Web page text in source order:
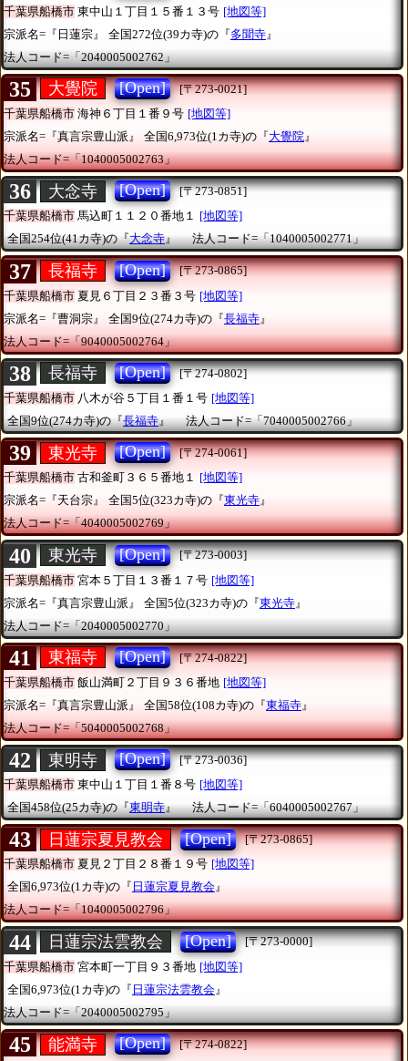
千葉県船橋市 東中山１丁目１５番１３号 [地図等]
宗派名=『日蓮宗』
全国272位(39カ寺)の『多聞寺 』
法人コード=「2040005002762」
35 大覺院 [Open]
[〒273-0021]
千葉県船橋市 海神６丁目１番９号 [地図等]
宗派名=『真言宗豊山派』
全国6,973位(1カ寺)の『大覺院 』
法人コード=「1040005002763」
36 大念寺 [Open]
[〒273-0851]
千葉県船橋市 馬込町１１２０番地１ [地図等]
全国254位(41カ寺)の『大念寺』 法人コード=「1040005002771」
37 長福寺 [Open]
[〒273-0865]
千葉県船橋市 夏見６丁目２３番３号 [地図等]
宗派名=『曹洞宗』
全国9位(274カ寺)の『長福寺 』
法人コード=「9040005002764」
38 長福寺 [Open]
[〒274-0802]
千葉県船橋市 八木が谷５丁目１番１号 [地図等]
全国9位(274カ寺)の『長福寺』 法人コード=「7040005002766」
39 東光寺 [Open]
[〒274-0061]
千葉県船橋市 古和釜町３６５番地１ [地図等]
宗派名=『天台宗』
全国5位(323カ寺)の『東光寺』
法人コード=「4040005002769」
40 東光寺 [Open]
[〒273-0003]
千葉県船橋市 宮本５丁目１３番１７号 [地図等]
宗派名=『真言宗豊山派』
全国5位(323カ寺)の『東光寺 』
法人コード=「2040005002770」
41 東福寺 [Open]
[〒274-0822]
千葉県船橋市 飯山満町２丁目９３６番地 [地図等]
宗派名=『真言宗豊山派』
全国58位(108カ寺)の『東福寺 』
法人コード=「5040005002768」
42 東明寺 [Open]
[〒273-0036]
千葉県船橋市 東中山１丁目１番８号 [地図等]
全国458位(25カ寺)の『東明寺』 法人コード=「6040005002767」
43 日蓮宗夏見教会 [Open]
[〒273-0865]
千葉県船橋市 夏見２丁目２８番１９号 [地図等]
全国6,973位(1カ寺)の『 日蓮宗夏見教会』
法人コード=「1040005002796」
44 日蓮宗法雲教会 [Open]
[〒273-0000]
千葉県船橋市 宮本町一丁目９３番地 [地図等]
全国6,973位(1カ寺)の『 日蓮宗法雲教会 』
法人コード=「2040005002795」
45 能満寺 [Open]
[〒274-0822]